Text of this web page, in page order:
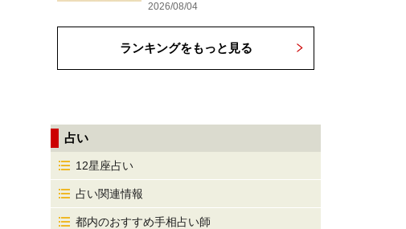
2026/08/04
ランキングをもっと見る
占い
12星座占い
占い関連情報
都内のおすすめ手相占い師